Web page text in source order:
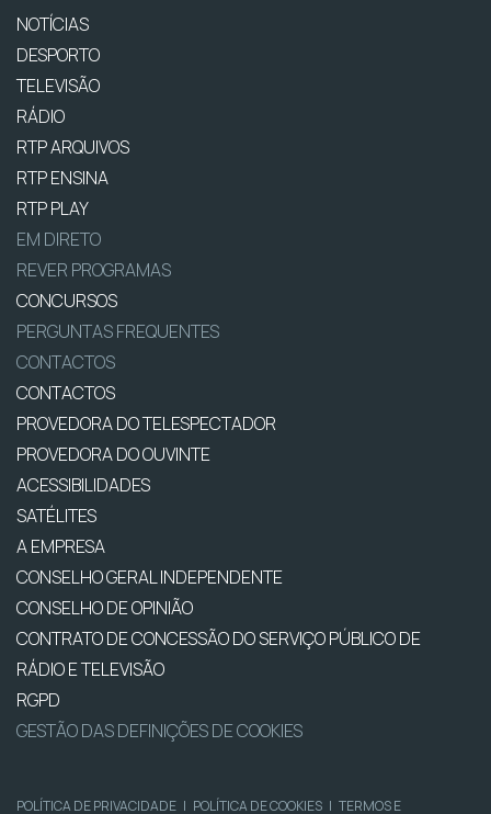
NOTÍCIAS
DESPORTO
TELEVISÃO
RÁDIO
RTP ARQUIVOS
RTP ENSINA
RTP PLAY
EM DIRETO
REVER PROGRAMAS
CONCURSOS
PERGUNTAS FREQUENTES
CONTACTOS
CONTACTOS
PROVEDORA DO TELESPECTADOR
PROVEDORA DO OUVINTE
ACESSIBILIDADES
SATÉLITES
A EMPRESA
CONSELHO GERAL INDEPENDENTE
CONSELHO DE OPINIÃO
CONTRATO DE CONCESSÃO DO SERVIÇO PÚBLICO DE
RÁDIO E TELEVISÃO
RGPD
GESTÃO DAS DEFINIÇÕES DE COOKIES
POLÍTICA DE PRIVACIDADE | POLÍTICA DE COOKIES | TERMOS E